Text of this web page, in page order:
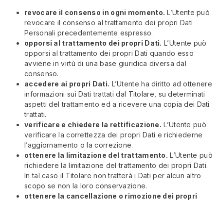
revocare il consenso in ogni momento. L’Utente può
revocare il consenso al trattamento dei propri Dati
Personali precedentemente espresso.
opporsi al trattamento dei propri Dati. L’Utente può
opporsi al trattamento dei propri Dati quando esso
avviene in virtù di una base giuridica diversa dal
consenso.
accedere ai propri Dati. L’Utente ha diritto ad ottenere
informazioni sui Dati trattati dal Titolare, su determinati
aspetti del trattamento ed a ricevere una copia dei Dati
trattati.
verificare e chiedere la rettificazione. L’Utente può
verificare la correttezza dei propri Dati e richiederne
l’aggiornamento o la correzione.
ottenere la limitazione del trattamento. L’Utente può
richiedere la limitazione del trattamento dei propri Dati.
In tal caso il Titolare non tratterà i Dati per alcun altro
scopo se non la loro conservazione.
ottenere la cancellazione o rimozione dei propri